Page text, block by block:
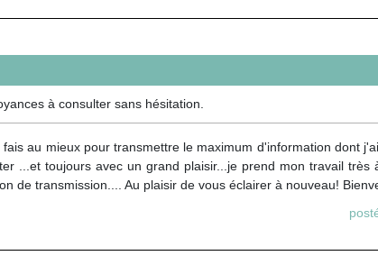
à consulter sans hésitation.
au mieux pour transmettre le maximum d'information dont
...et toujours avec un grand plaisir...je prend mon travail très
de transmission.... Au plaisir de vous éclairer à nouveau!